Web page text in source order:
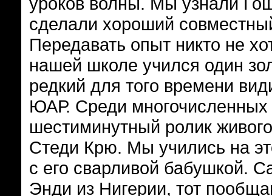
сделали хороший
Передавать опыт никто не
нашей школе учился один
редкий для того времени
ЮАР. Среди
шестиминутный ролик
Стеди Крю. Мы учились на
с его сварливой бабушкой.
Энди из Нигерии, тот